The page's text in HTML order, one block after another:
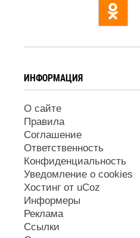
ИНФОРМАЦИЯ
О сайте
Правила
Соглашение
Ответственность
Конфиденциальность
Уведомление о cookies
Хостинг от uCoz
Информеры
Реклама
Ссылки